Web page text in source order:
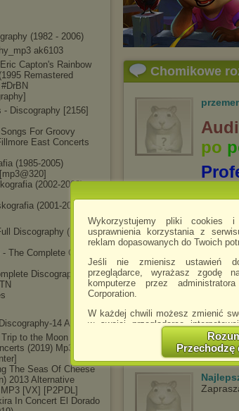
Wykorzystujemy pliki cookies
usprawnienia korzystania z
reklam dopasowanych do Twoich
Jeśli nie zmienisz ustawień
przeglądarce, wyrażasz zgodę
komputerze przez
Corporation.
W każdej chwili możesz zmienić
w swojej przeglądarce
http://
Jednocześnie informujemy że
spowodować ograniczenie
W przypadku braku twojej
prosimy o opuszczenie serwisu
Przechodzę
(1982 - 2006)
ak6103
Capton's Rainbow
Remastered
y]
- Discography [2156]
For Groovy
East Concerts
(1985-2005)
(2002-2008)
(2001-2016)
Discography (1997 -
The Complete Concert
Discography
-14 Albums
to the Moon The
(2019) Mp3
The Seas Of Cheese
2013 Alternative
[VX] [P2PDL]
In Concert El Dorado
Chomikowe
po
|
Andrzej
Clare |
częste